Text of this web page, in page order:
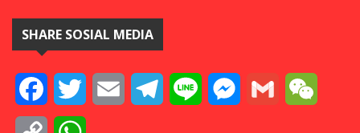
SHARE SOSIAL MEDIA
FacebookTwitter Email TelegramLine Messenger
Gmail